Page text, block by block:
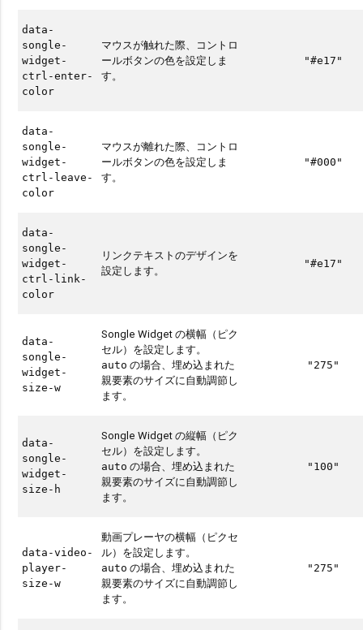
data-
songle-
widget-
ctrl-enter-
color
マウスが触れた際、コントロ
ールボタンの色を設定しま
す。
"#e17"
data-
songle-
widget-
ctrl-leave-
color
マウスが離れた際、コントロ
ールボタンの色を設定しま
す。
"#000"
data-
songle-
widget-
ctrl-link-
color
リンクテキストのデザインを
設定します。
"#e17"
data-
songle-
widget-
size-w
Songle Widget の横幅（ピク
セル）を設定します。
auto の場合、埋め込まれた
親要素のサイズに自動調節し
ます。
"275"
data-
songle-
widget-
size-h
Songle Widget の縦幅（ピク
セル）を設定します。
auto の場合、埋め込まれた
親要素のサイズに自動調節し
ます。
"100"
data-video-
player-
size-w
動画プレーヤの横幅（ピクセ
ル）を設定します。
auto の場合、埋め込まれた
親要素のサイズに自動調節し
ます。
"275"